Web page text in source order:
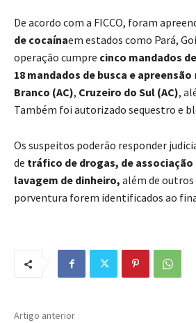
De acordo com a FICCO, foram
de cocaínaem estados como Pará,
operação cumpre cinco mandados
18 mandados de busca e apreensão
Branco (AC), Cruzeiro do Sul (AC),
Também foi autorizado sequestro e
Os suspeitos poderão responder
de tráfico de drogas, de
lavagem de dinheiro, além de
porventura forem identificados ao
Artigo anterior